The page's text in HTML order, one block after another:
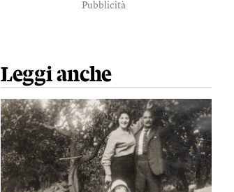
Pubblicità
Leggi anche